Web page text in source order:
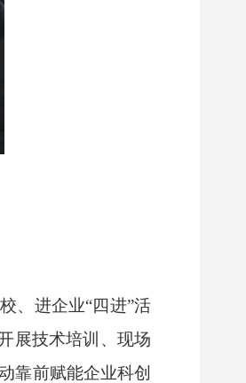
、进企业“四进”活
展技术培训、现场
靠前赋能企业科创